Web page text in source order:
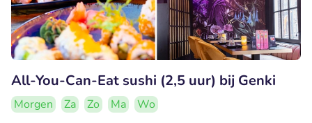
All-You-Can-Eat sushi (2,5 uur) bij Genki
Morgen Za Zo Ma
Wo